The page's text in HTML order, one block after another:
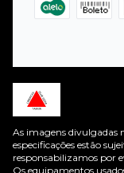
As imagens divulgadas
especificações estão
responsabilizamos por
Os equipamentos